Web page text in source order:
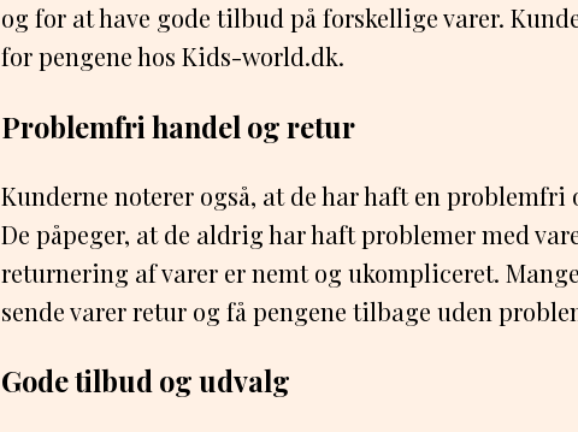
og for at have gode tilbud på forskellige varer.
for pengene hos Kids-world.dk.
Problemfri handel og retur
Kunderne noterer også, at de har haft en
De påpeger, at de aldrig har haft problemer med
returnering af varer er nemt og ukompliceret.
sende varer retur og få pengene tilbage uden
Gode tilbud og udvalg